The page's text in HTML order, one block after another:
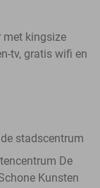
met kingsize
tv, gratis wifi en
stadscentrum
De
Kunsten